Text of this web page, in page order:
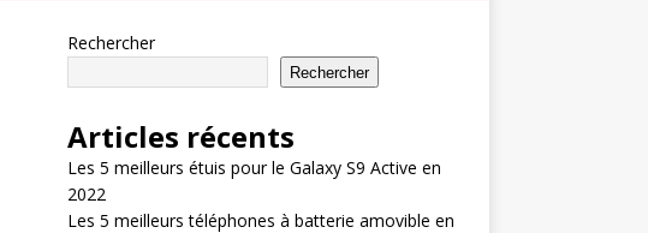
Rechercher
Rechercher
Articles récents
Les 5 meilleurs étuis pour le Galaxy S9 Active en
2022
Les 5 meilleurs téléphones à batterie amovible en